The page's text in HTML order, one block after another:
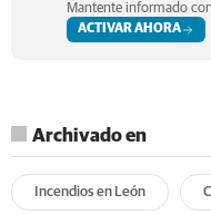
Mantente informado
ACTIVAR AHORA
Archivado en
Incendios en León